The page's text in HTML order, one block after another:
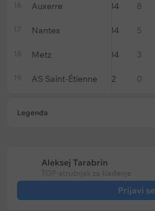
16 Auxerre 34 8
17 Nantes 34 5
18 Metz 34 3
19 AS Saint-Étienne 2 0
Legenda
Aleksej Tarabrin
TOP-stručnjak za klađenje
Prijavi se